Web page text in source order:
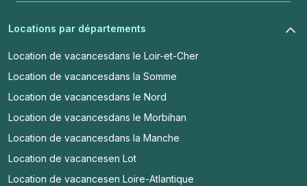
Locations par départements
Location de vacancesdans le Loir-et-Cher
Location de vacancesdans la Somme
Location de vacancesdans le Nord
Location de vacancesdans le Morbihan
Location de vacancesdans la Manche
Location de vacancesen Lot
Location de vacancesen Loire-Atlantique